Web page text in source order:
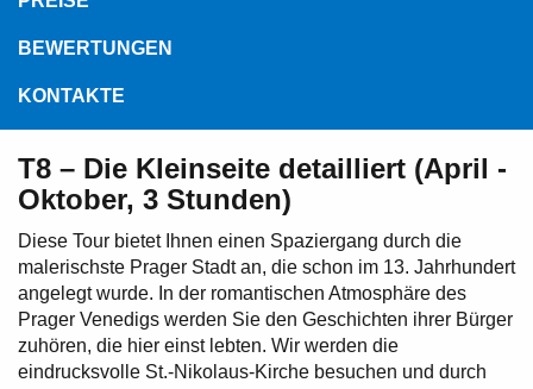
BEWERTUNGEN
KONTAKTE
T8 – Die Kleinseite detailliert (April -
Oktober, 3 Stunden)
Diese Tour bietet Ihnen einen Spaziergang durch die
malerischste Prager Stadt an, die schon im 13. Jahrhundert
angelegt wurde. In der romantischen Atmosphäre des
Prager Venedigs werden Sie den Geschichten ihrer Bürger
zuhören, die hier einst lebten. Wir werden die
eindrucksvolle St.-Nikolaus-Kirche besuchen und durch